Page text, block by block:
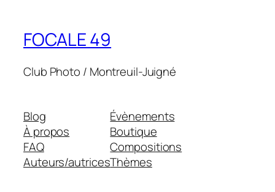
FOCALE 49
Club Photo / Montreuil-Juigné
Blog
À propos
FAQ
Auteurs/autrices
Évènements
Boutique
Compositions
Thèmes